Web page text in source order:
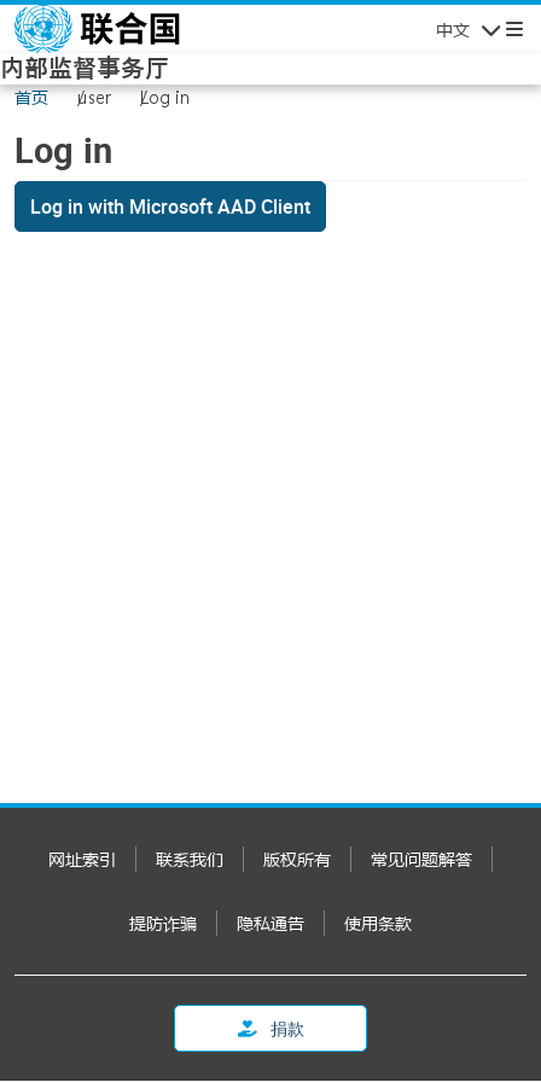
Skip to main content
中文
内部监督事务厅
首页 user Log in
Log in
Log in with Microsoft AAD Client
网址索引 联系我们 版权所有 常见问题解答
提防诈骗 隐私通告 使用条款
捐款